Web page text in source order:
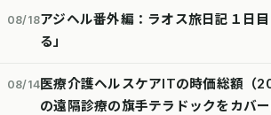
08/18アジヘル番外編：ラオス旅日記１日
る」
08/14医療介護ヘルスケアITの時価総額（
の遠隔診療の旗手テラドックをカバ